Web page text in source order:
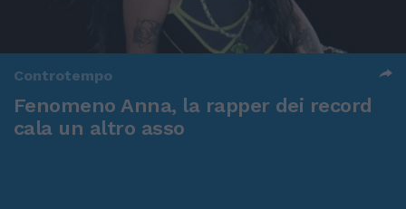
Controtempo
Fenomeno Anna, la rapper dei record
cala un altro asso